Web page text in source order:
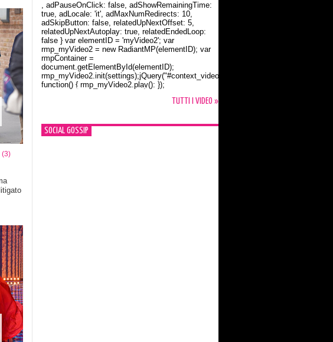
(3)
Orlando Bloom e la t-shirt dedicata a Flynn
, adPauseOnClick: false, adShowRemainingTime:
true, adLocale: 'it', adMaxNumRedirects: 10,
adSkipButton: false, relatedUpNextOffset: 5,
relatedUpNextAutoplay: true, relatedEndedLoop:
false } var elementID = 'myVideo2'; var
rmp_myVideo2 = new RadiantMP(elementID); var
rmpContainer =
document.getElementById(elementID);
rmp_myVideo2.init(settings);jQuery("#context_video2").one("mouseover",
function() { rmp_myVideo2.play(); });
TUTTI I VIDEO »
SOCIAL GOSSIP